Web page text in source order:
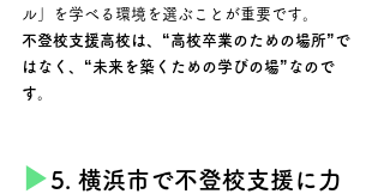
ル」を学べる環境を選ぶことが重要です。
不登校支援高校は、“高校卒業のための場所”で
はなく、“未来を築くための学びの場”なので
す。
▶︎ 5. 横浜市で不登校支援に力